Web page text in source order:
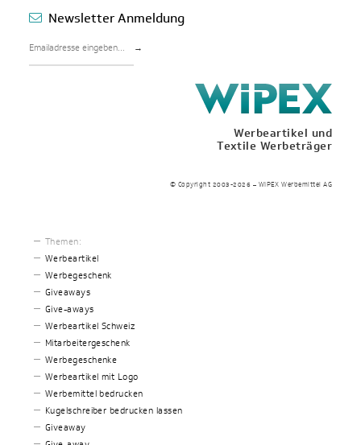
Newsletter Anmeldung
→
Werbeartikel und
Textile Werbeträger
© Copyright 2003-2026 – WIPEX Werbemittel AG
Themen:
Werbeartikel
Werbegeschenk
Giveaways
Give-aways
Werbeartikel Schweiz
Mitarbeitergeschenk
Werbegeschenke
Werbeartikel mit Logo
Werbemittel bedrucken
Kugelschreiber bedrucken lassen
Giveaway